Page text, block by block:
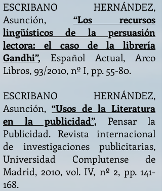
ESCRIBANO HERNÁNDEZ,
Asunción, “Los recursos
lingüísticos de la persuasión
lectora: el caso de la librería
Gandhi”, Español Actual, Arco
Libros, 93/2010, nº I, pp. 55-80.
ESCRIBANO HERNÁNDEZ,
Asunción, “Usos de la Literatura
en la publicidad”, Pensar la
Publicidad. Revista internacional
de investigaciones publicitarias,
Universidad Complutense de
Madrid, 2010, vol. IV, nº 2, pp. 141-
168.